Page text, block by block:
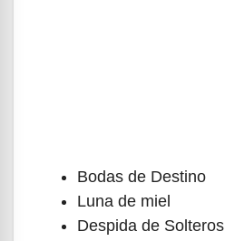
Bodas de Destino
Luna de miel
Despida de Solteros